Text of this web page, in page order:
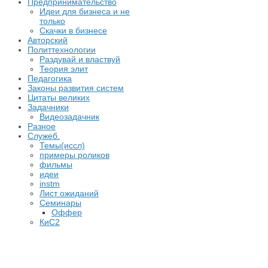
Идеи для бизнеса и не
только
Скачки в бизнесе
Авторский
Политтехнологии
Раздувай и властвуй
Теория элит
​Педагогика
Законы развития систем
Цитаты великих
Задачники
Видеозадачник
Разное
Служеб.
Темы(иссл)
примеры роликов
фильмы
идеи
instm
Лист ожиданий
Семинары
Оффер
КиС2